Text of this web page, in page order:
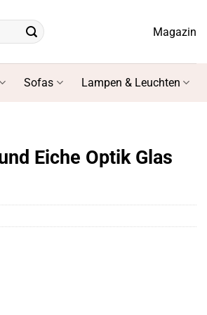
Magazin
Sofas Lampen & Leuchten
Eiche Optik Glas